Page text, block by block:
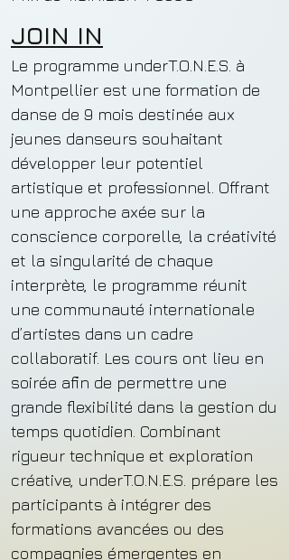
JOIN IN
Le programme underT.O.N.E.S. à
Montpellier est une formation de
danse de 9 mois destinée aux
jeunes danseurs souhaitant
développer leur potentiel
artistique et professionnel. Offrant
une approche axée sur la
conscience corporelle, la créativité
et la singularité de chaque
interprète, le programme réunit
une communauté internationale
d’artistes dans un cadre
collaboratif. Les cours ont lieu en
soirée afin de permettre une
grande flexibilité dans la gestion du
temps quotidien. Combinant
rigueur technique et exploration
créative, underT.O.N.E.S. prépare les
participants à intégrer des
formations avancées ou des
compagnies émergentes en